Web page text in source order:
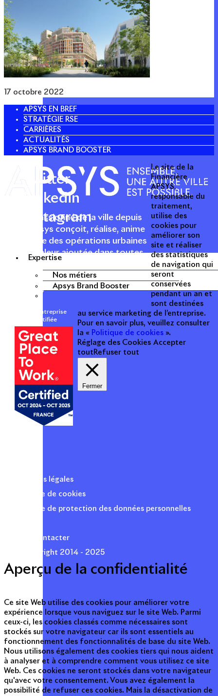
Expertise
Nos métiers
Apsys Brand Booster
17 octobre 2022
APSYS EN BREF
STRATÉGIE RSE
CARRIÈRES
ACTUALITÉS
APSYS BRAND BOOSTER
Acteur passionné de la ville depuis
1996, Apsys conçoit, réalise, anime
et valorise des opérations urbaines
à forte valeur ajoutée dans toutes
les fonctions : polarités mixtes,
commerces, bureaux, logements,
hôtellerie, etc.
Une entreprise
certifiée
Mentions légales
Politique de cookies
Politique de protection des données personnelles
Nous contacter
© Copyright 2014 - 2025
Twitter
Linkedin
Instagram
Le site de la
Financière
APSYS,
responsable du
traitement,
utilise des
cookies pour
améliorer son
site et réaliser
des statistiques
de navigation qui
seront
conservées
pendant un an et
sont destinées
au service marketing de l’entreprise.
Pour en savoir plus, veuillez consulter
la « Politique de cookies ».
Réglage des Cookies Accepter
tout Refuser tout
Fermer
Aperçu de la confidentialité
Ce site Web utilise des cookies pour améliorer votre
expérience lorsque vous naviguez sur le site Web. Parmi
ceux-ci, les cookies classés comme nécessaires sont
stockés sur votre navigateur car ils sont essentiels au
fonctionnement des fonctionnalités de base du site Web.
Nous utilisons également des cookies tiers qui nous aident
à analyser et à comprendre comment vous utilisez ce site
Web. Ces cookies ne seront stockés dans votre navigateur
qu'avec votre consentement. Vous avez également la
possibilité de refuser ces cookies. Mais la désactivation de